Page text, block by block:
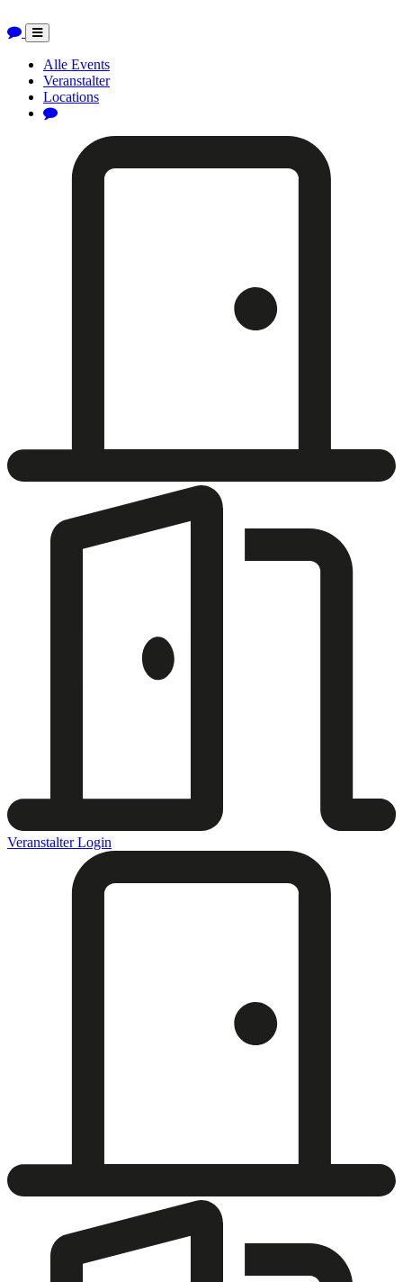
Toggle
navigation
Alle Events
Veranstalter
Locations
Veranstalter Login